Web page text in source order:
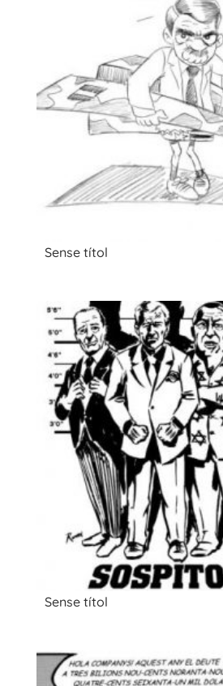
Sense títol
Sense títol